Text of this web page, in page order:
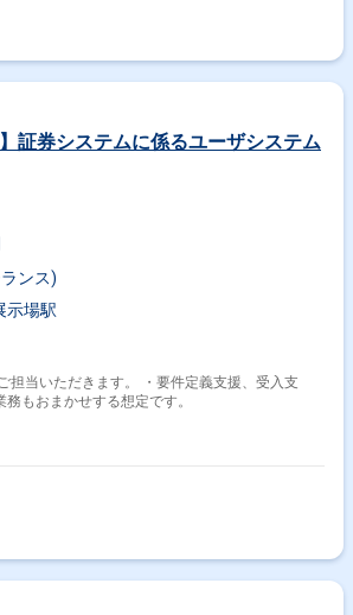
証券システムに係るユーザシステム
ンス)
示場駅
担当いただきます。 ・要件定義支援、受入支
もおまかせする想定です。
で絞り込む
ジニア